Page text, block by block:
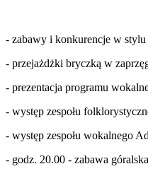
- zabawy i konkurencje w stylu
- przejażdżki bryczką w
- prezentacja programu
- występ zespołu
- występ zespołu wokalnego
- godz. 20.00 - zabawa